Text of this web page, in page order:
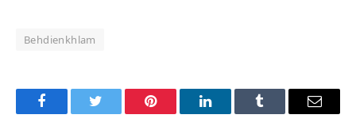
Behdienkhlam
FacebookTwitter Pinterest LinkedInTumblr Email